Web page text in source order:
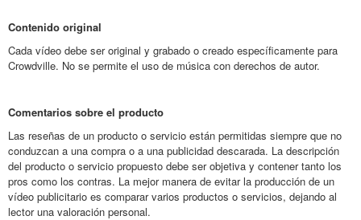
Contenido original
Cada vídeo debe ser original y grabado o creado específicamente para
Crowdville. No se permite el uso de música con derechos de autor.
Comentarios sobre el producto
Las reseñas de un producto o servicio están permitidas siempre que no
conduzcan a una compra o a una publicidad descarada. La descripción
del producto o servicio propuesto debe ser objetiva y contener tanto los
pros como los contras. La mejor manera de evitar la producción de un
vídeo publicitario es comparar varios productos o servicios, dejando al
lector una valoración personal.